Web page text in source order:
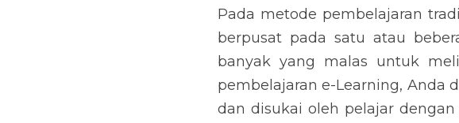
Pada metode pembelajaran
berpusat pada satu atau
banyak yang malas untuk
pembelajaran e-Learning, Anda
dan disukai oleh pelajar